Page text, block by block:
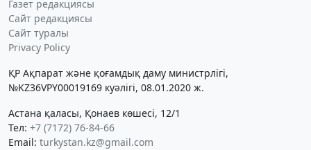
Газет редакциясы
Сайт редакциясы
Сайт туралы
Privacy Policy
ҚР Ақпарат және қоғамдық даму министрлігі,
№KZ36VPY00019169 куәлігі, 08.01.2020 ж.
Астана қаласы, Қонаев көшесі, 12/1
Тел: +7 (7172) 76-84-66
Email: turkystan.kz@gmail.com